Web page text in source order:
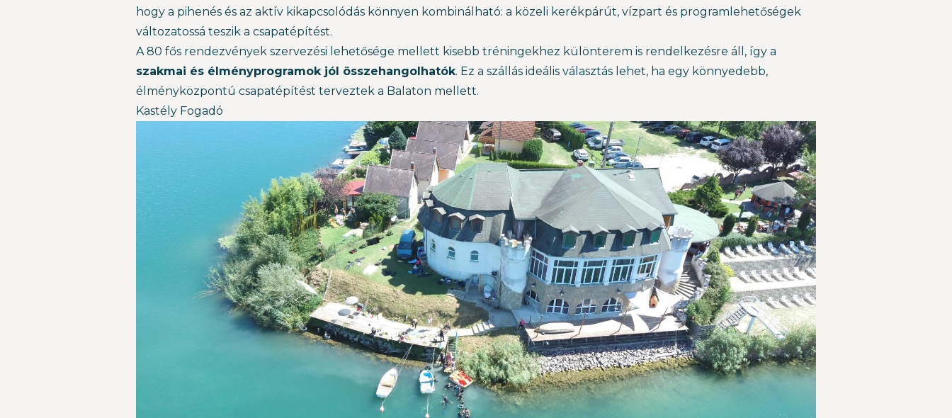
hogy a pihenés és az aktív kikapcsolódás könnyen kombinálható: a közeli kerékpárút, vízpart és programlehetőségek
változatossá teszik a csapatépítést.
A 80 fős rendezvények szervezési lehetősége mellett kisebb tréningekhez különterem is rendelkezésre áll, így a
szakmai és élményprogramok jól összehangolhatók. Ez a szállás ideális választás lehet, ha egy könnyedebb,
élményközpontú csapatépítést terveztek a Balaton mellett.
Kastély Fogadó